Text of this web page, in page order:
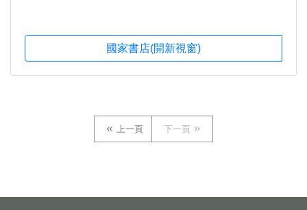
國家書店(開新視窗)
上一頁 下一頁